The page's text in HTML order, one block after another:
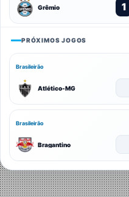
Grêmio 1
PRÓXIMOS JOGOS
Brasileirão
Atlético-MG
Brasileirão
Bragantino